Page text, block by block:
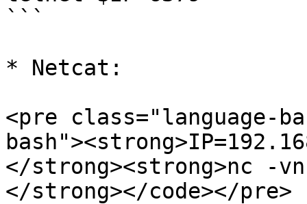
```
* Netcat:
<pre class="language-
</strong><strong>nc -
</strong></code></pre>